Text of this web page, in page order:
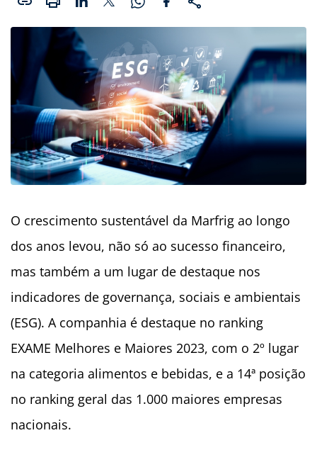
O crescimento sustentável da Marfrig ao longo
dos anos levou, não só ao sucesso financeiro,
mas também a um lugar de destaque nos
indicadores de governança, sociais e ambientais
(ESG). A companhia é destaque no ranking
EXAME Melhores e Maiores 2023, com o 2º lugar
na categoria alimentos e bebidas, e a 14ª posição
no ranking geral das 1.000 maiores empresas
nacionais.